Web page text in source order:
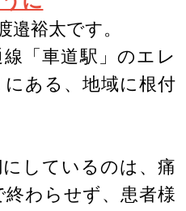
邉裕太です。
「車道駅」のエレ
ある、地域に根付
しているのは、痛
わらせず、患者様